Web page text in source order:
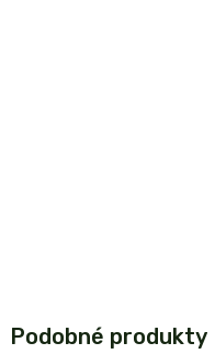
Podobné produkty